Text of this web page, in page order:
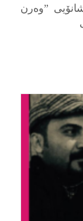
”وەرن